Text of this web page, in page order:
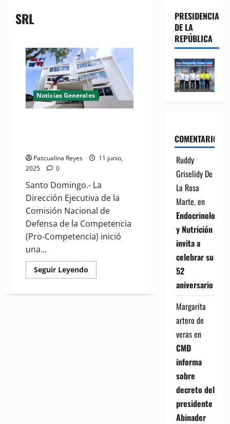
SRL
Noticias Generales
Pascualina Reyes
11 junio,
2025
0
Santo Domingo.- La
Dirección Ejecutiva de la
Comisión Nacional de
Defensa de la Competencia
(Pro-Competencia) inició
una...
Seguir Leyendo
more
Competencia
PRESIDENCIA
DE LA
REPÚBLICA
COMENTARIOS
Ruddy
Griselidy De
La Rosa
Marte.en
Endocrinología
y Nutrición
invita a
celebrar su
52
aniversario
Margarita
artero de
verasen
CMD
informa
sobre
decreto del
presidente
Abinader